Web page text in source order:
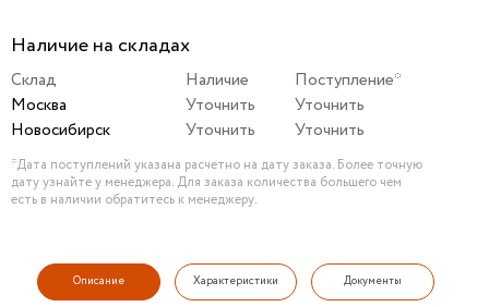
Наличие на складах
Склад Наличие
Поступление*
Москва
Уточнить
Уточнить
Новосибирск
Уточнить Уточнить
*Дата поступлений указана расчетно на дату заказа. Более точную
дату узнайте у менеджера. Для заказа количества большего чем
есть в наличии обратитесь к менеджеру.
Описание Характеристики Документы